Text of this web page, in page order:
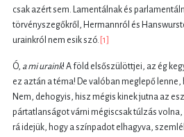
csak azért sem. Lamentálnak és
törvényszegőkről, Hermannról és
urainkról nem esik szó. [1]
Ó, a mi uraink! A föld elsőszülöttjei, az ég
ez aztán a téma! De valóban meglepő lenne,
Nem, dehogyis, hisz mégis kinek jutna az
pártatlanságot várni mégiscsak túlzás
rá idejük, hogy a színpadot elhagyva,